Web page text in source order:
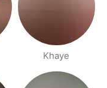
Khaye